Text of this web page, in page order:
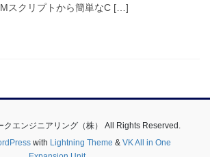
スクリプトから簡単なC […]
エンジニアリング（株） All Rights Reserved.
with Lightning Theme & VK All in One